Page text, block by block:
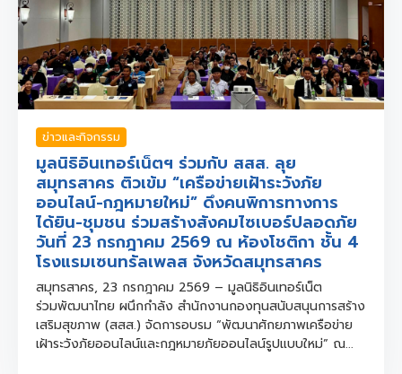
ข่าวและกิจกรรม
มูลนิธิอินเทอร์เน็ตฯ ร่วมกับ สสส. ลุย
สมุทรสาคร ติวเข้ม “เครือข่ายเฝ้าระวังภัย
ออนไลน์-กฎหมายใหม่” ดึงคนพิการทางการ
ได้ยิน-ชุมชน ร่วมสร้างสังคมไซเบอร์ปลอดภัย
วันที่ 23 กรกฎาคม 2569 ณ ห้องโชติกา ชั้น 4
โรงแรมเซนทรัลเพลส จังหวัดสมุทรสาคร
สมุทรสาคร, 23 กรกฎาคม 2569 – มูลนิธิอินเทอร์เน็ต
ร่วมพัฒนาไทย ผนึกกำลัง สำนักงานกองทุนสนับสนุนการสร้าง
เสริมสุขภาพ (สสส.) จัดการอบรม “พัฒนาศักยภาพเครือข่าย
เฝ้าระวังภัยออนไลน์และกฎหมายภัยออนไลน์รูปแบบใหม่” ณ...